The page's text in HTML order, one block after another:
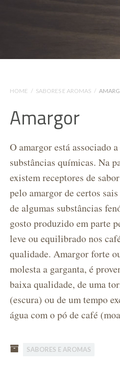
HOME / SABORES E AROMAS /
Amargor
O amargor está associado
substâncias químicas. Na
existem receptores de
pelo amargor de certos
de algumas substâncias
gosto produzido em parte
leve ou equilibrado nos
qualidade. Amargor forte
molesta a garganta, é
baixa qualidade, de uma
(escura) ou de um tempo
água com o pó de café
SABORES E AROMAS